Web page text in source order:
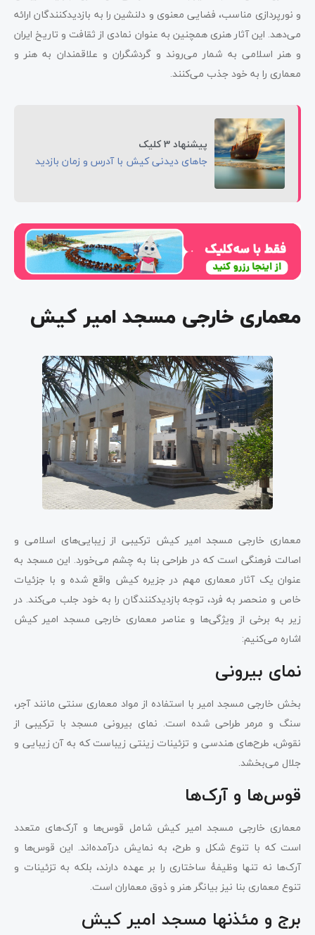
و نورپردازی مناسب، فضایی معنوی و دلنشین را به بازدیدکنندگان ارائه
می‌دهد. این آثار هنری همچنین به عنوان نمادی از ثقافت و تاریخ ایران
و هنر اسلامی به شمار می‌روند و گردشگران و علاقمندان به هنر و
معماری را به خود جذب می‌کنند.
پیشنهاد 3 کلیک
جاهای دیدنی کیش با آدرس و زمان بازدید
معماری خارجی مسجد امیر کیش
معماری خارجی مسجد امیر کیش ترکیبی از زیبایی‌های اسلامی و
اصالت فرهنگی است که در طراحی بنا به چشم می‌خورد. این مسجد به
عنوان یک آثار معماری مهم در جزیره کیش واقع شده و با جزئیات
خاص و منحصر به فرد، توجه بازدیدکنندگان را به خود جلب می‌کند. در
زیر به برخی از ویژگی‌ها و عناصر معماری خارجی مسجد امیر کیش
اشاره می‌کنیم:
نمای بیرونی
بخش خارجی مسجد امیر با استفاده از مواد معماری سنتی مانند آجر،
سنگ و مرمر طراحی شده است. نمای بیرونی مسجد با ترکیبی از
نقوش، طرح‌های هندسی و تزئینات زینتی زیباست که به آن زیبایی و
جلال می‌بخشد.
قوس‌ها و آرک‌ها
معماری خارجی مسجد امیر کیش شامل قوس‌ها و آرک‌های متعدد
است که با تنوع شکل و طرح، به نمایش درآمده‌اند. این قوس‌ها و
آرک‌ها نه تنها وظیفهٔ ساختاری را بر عهده دارند، بلکه به تزئینات و
تنوع معماری بنا نیز بیانگر هنر و ذوق معماران است.
برج و مئذنها مسجد امیر کیش